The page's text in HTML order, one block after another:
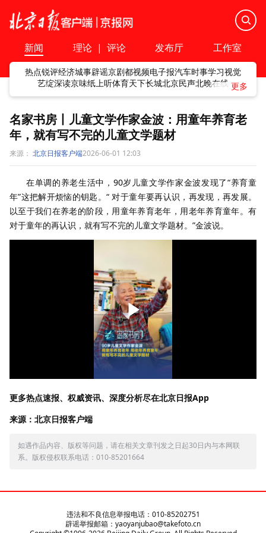
新闻 理论 | 评论 发布厅 工作室
热点锐评经济城事辟谣京剧都视频电子报汽车时事学习视觉
艺绽深读京味纸上听体育天下长城北京民声北晚在线
名家书房丨儿童文学作家金波：用童年养育老
年，就有写不完的儿童文学题材
来源： 北京日报客户端2026-06-01 12:03
在单调的养老生活中，90岁儿童文学作家金波发现了“养育童
年”这把解开烦恼的钥匙。“ 对于童年要再认识，再发现，再发展。
以至于我们在养老的阶段，用童年养育老年，用老年养育童年。有
对于童年的再认识，就有写不完的儿童文学题材。”金波说。
更多热点速报、权威资讯、深度分析尽在北京日报App
来源：北京日报客户端
如遇作品内容、版权等问题，请在相关文章刊发之日起30日内与本网联
系。版权侵权联系电话：010-85201664
违法和不良信息举报电话：010-85202751
辟谣举报邮箱：yaoyanjubao@takefoto.cn